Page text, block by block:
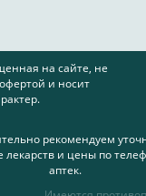
на сайте, не
и носит
рекомендуем
лекарств и цены по
аптек.